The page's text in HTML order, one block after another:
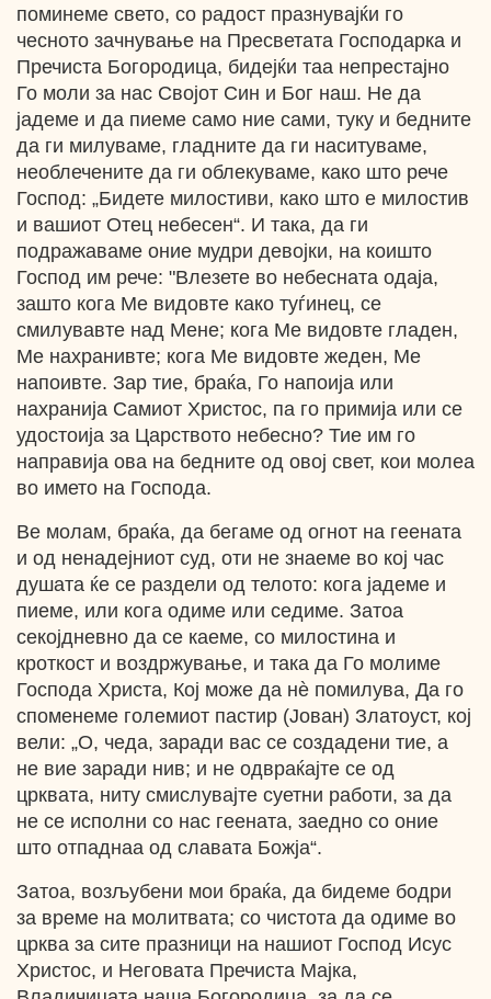
поминеме свето, со радост празнувајќи го
чесното зачнување на Пресветата Господарка и
Пречиста Богородица, бидејќи таа непрестајно
Го моли за нас Својот Син и Бог наш. Не да
јадеме и да пиеме само ние сами, туку и бедните
да ги милуваме, гладните да ги наситуваме,
необлечените да ги облекуваме, како што рече
Господ: „Бидете милостиви, како што е милостив
и вашиот Отец небесен“. И така, да ги
подражаваме оние мудри девојки, на коишто
Господ им рече: "Влезете во небесната одаја,
зашто кога Ме видовте како туѓинец, се
смилувавте над Мене; кога Ме видовте гладен,
Ме нахранивте; кога Ме видовте жеден, Ме
напоивте. Зар тие, браќа, Го напоија или
нахранија Самиот Христос, па го примија или се
удостоија за Царството небесно? Тие им го
направија ова на бедните од овој свет, кои молеа
во името на Господа.
Ве молам, браќа, да бегаме од огнот на геената
и од ненадејниот суд, оти не знаеме во кој час
душата ќе се раздели од телото: кога јадеме и
пиеме, или кога одиме или седиме. Затоа
секојдневно да се каеме, со милостина и
кроткост и воздржување, и така да Го молиме
Господа Христа, Кој може да нѐ помилува, Да го
споменеме големиот пастир (Јован) Златоуст, кој
вели: „О, чеда, заради вас се создадени тие, а
не вие заради нив; и не одвраќајте се од
црквата, ниту смислувајте суетни работи, за да
не се исполни со нас геената, заедно со оние
што отпаднаа од славата Божја“.
Затоа, возљубени мои браќа, да бидеме бодри
за време на молитвата; со чистота да одиме во
црква за сите празници на нашиот Господ Исус
Христос, и Неговата Пречиста Мајка,